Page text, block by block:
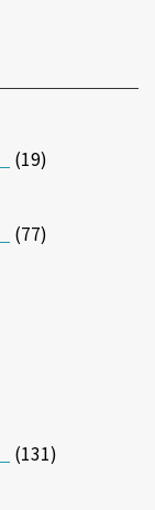
(19)
(77)
(131)